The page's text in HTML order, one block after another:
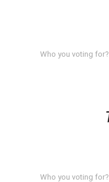
Who you voting
Who you voting